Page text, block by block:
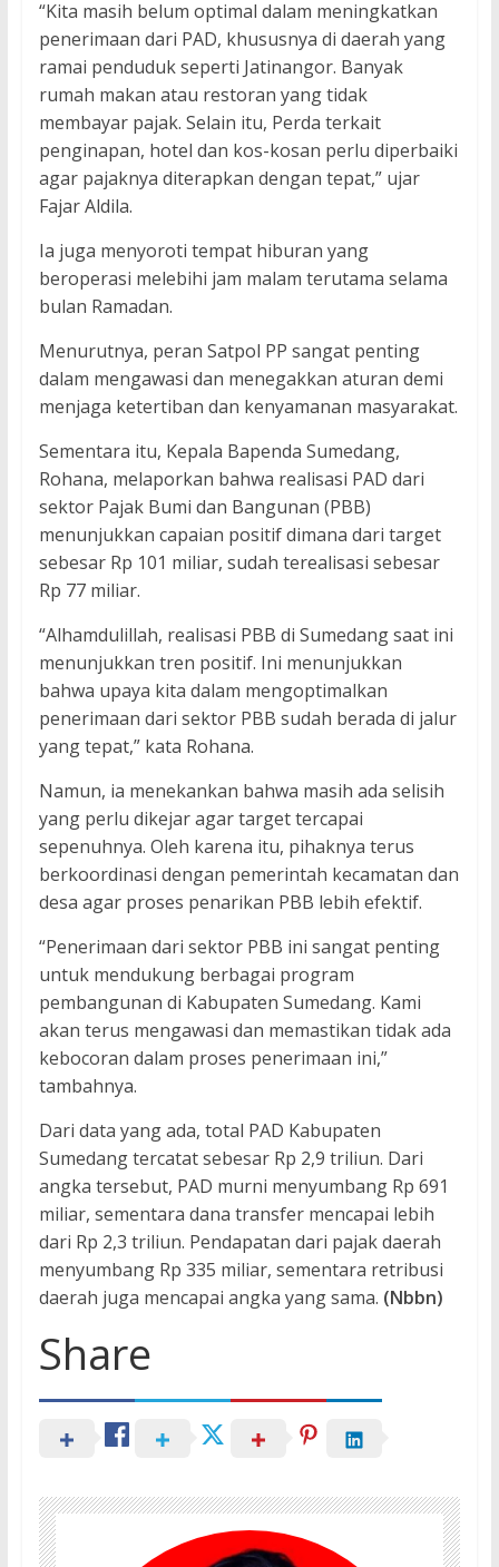
“Kita masih belum optimal dalam meningkatkan
penerimaan dari PAD, khususnya di daerah yang
ramai penduduk seperti Jatinangor. Banyak
rumah makan atau restoran yang tidak
membayar pajak. Selain itu, Perda terkait
penginapan, hotel dan kos-kosan perlu diperbaiki
agar pajaknya diterapkan dengan tepat,” ujar
Fajar Aldila.
Ia juga menyoroti tempat hiburan yang
beroperasi melebihi jam malam terutama selama
bulan Ramadan.
Menurutnya, peran Satpol PP sangat penting
dalam mengawasi dan menegakkan aturan demi
menjaga ketertiban dan kenyamanan masyarakat.
Sementara itu, Kepala Bapenda Sumedang,
Rohana, melaporkan bahwa realisasi PAD dari
sektor Pajak Bumi dan Bangunan (PBB)
menunjukkan capaian positif dimana dari target
sebesar Rp 101 miliar, sudah terealisasi sebesar
Rp 77 miliar.
“Alhamdulillah, realisasi PBB di Sumedang saat ini
menunjukkan tren positif. Ini menunjukkan
bahwa upaya kita dalam mengoptimalkan
penerimaan dari sektor PBB sudah berada di jalur
yang tepat,” kata Rohana.
Namun, ia menekankan bahwa masih ada selisih
yang perlu dikejar agar target tercapai
sepenuhnya. Oleh karena itu, pihaknya terus
berkoordinasi dengan pemerintah kecamatan dan
desa agar proses penarikan PBB lebih efektif.
“Penerimaan dari sektor PBB ini sangat penting
untuk mendukung berbagai program
pembangunan di Kabupaten Sumedang. Kami
akan terus mengawasi dan memastikan tidak ada
kebocoran dalam proses penerimaan ini,”
tambahnya.
Dari data yang ada, total PAD Kabupaten
Sumedang tercatat sebesar Rp 2,9 triliun. Dari
angka tersebut, PAD murni menyumbang Rp 691
miliar, sementara dana transfer mencapai lebih
dari Rp 2,3 triliun. Pendapatan dari pajak daerah
menyumbang Rp 335 miliar, sementara retribusi
daerah juga mencapai angka yang sama. (Nbbn)
Share